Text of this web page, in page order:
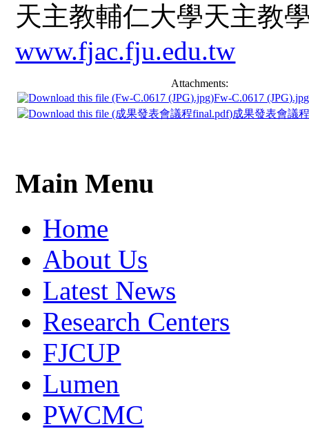
天主教輔仁大學天主教
www.fjac.fju.edu.tw
Attachments:
Fw-C.0617 (JPG).jpg
成果發表會議
Main Menu
Home
About Us
Latest News
Research Centers
FJCUP
Lumen
PWCMC